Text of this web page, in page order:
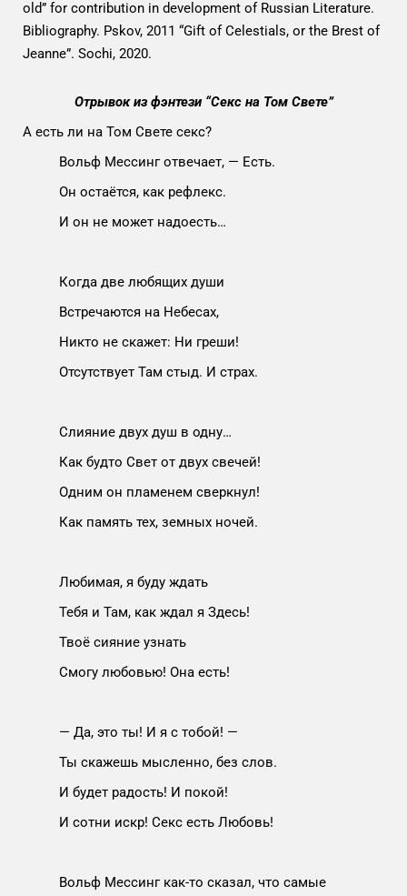
old” for contribution in development of Russian Literature.
Bibliography. Pskov, 2011 “Gift of Celestials, or the Brest of
Jeanne”. Sochi, 2020.
Отрывок из фэнтези “Секс на Том Свете”
А есть ли на Том Свете секс?
Вольф Мессинг отвечает, — Есть.
Он остаётся, как рефлекс.
И он не может надоесть…
Когда две любящих души
Встречаются на Небесах,
Никто не скажет: Ни греши!
Отсутствует Там стыд. И страх.
Слияние двух душ в одну…
Как будто Свет от двух свечей!
Одним он пламенем сверкнул!
Как память тех, земных ночей.
Любимая, я буду ждать
Тебя и Там, как ждал я Здесь!
Твоё сияние узнать
Смогу любовью! Она есть!
— Да, это ты! И я с тобой! —
Ты скажешь мысленно, без слов.
И будет радость! И покой!
И сотни искр! Секс есть Любовь!
Вольф Мессинг как-то сказал, что самые